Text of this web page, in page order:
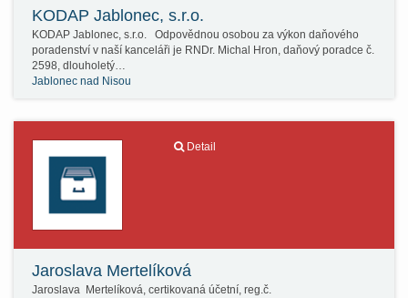
KODAP Jablonec, s.r.o.
KODAP Jablonec, s.r.o. Odpovědnou osobou za výkon daňového
poradenství v naší kanceláři je RNDr. Michal Hron, daňový poradce č.
2598, dlouholetý…
Jablonec nad Nisou
Detail
Jaroslava Mertelíková
Jaroslava Mertelíková, certikovaná účetní, reg.č.